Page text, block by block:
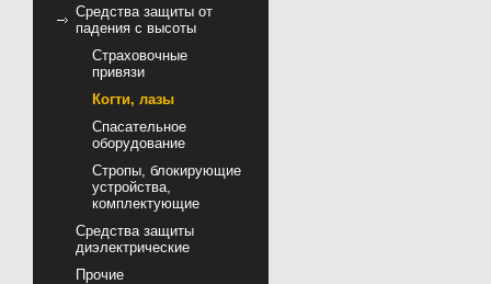
Средства защиты от
падения с высоты
Страховочные
привязи
Когти, лазы
Спасательное
оборудование
Стропы, блокирующие
устройства,
комплектующие
Cредства защиты
диэлектрические
Прочие